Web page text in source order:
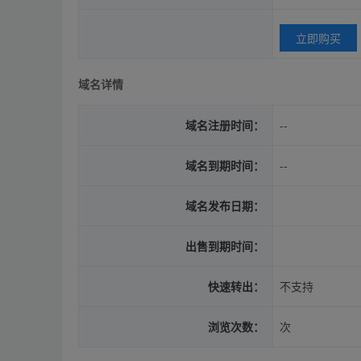
立即购买
域名详情
域名注册时间： --
域名到期时间： --
域名发布日期：
出售到期时间：
快速转出： 不支持
浏览次数： 次